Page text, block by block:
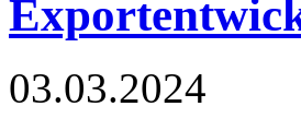
03.03.2024